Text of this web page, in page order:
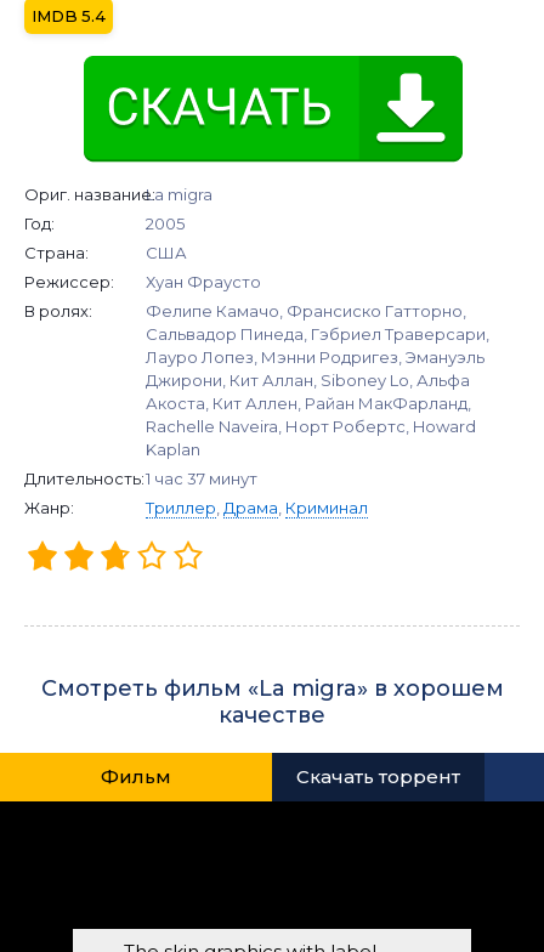
5.4
Ориг. название:La migra
Год:
2005
Страна:
США
Режиссер:
Хуан Фраусто
В ролях:
Фелипе Камачо, Франсиско Гатторно,
Сальвадор Пинеда, Гэбриел Траверсари,
Лауро Лопез, Мэнни Родригез, Эмануэль
Джирони, Кит Аллан, Siboney Lo, Альфа
Акоста, Кит Аллен, Райан МакФарланд,
Rachelle Naveira, Норт Робертс, Howard
Kaplan
Длительность:1 час 37 минут
Жанр:
Триллер Драма Криминал
Смотреть фильм «La migra» в хорошем
качестве
Фильм Скачать торрент